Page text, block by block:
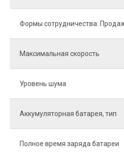
Формы сотрудничества:
Максимальная скорость
Уровень шума
Аккумуляторная батарея, тип
Полное время заряда батареи